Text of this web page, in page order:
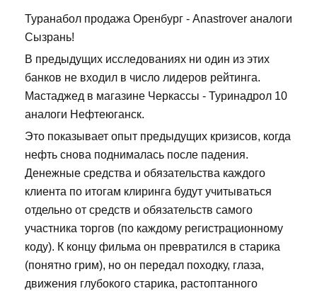
Туранабол продажа Оренбург - Anastrover аналоги
Сызрань!
В предыдущих исследованиях ни один из этих
банков не входил в число лидеров рейтинга.
Мастаджед в магазине Черкассы - Туринадрол 10
аналоги Нефтеюганск.
Это показывает опыт предыдущих кризисов, когда
нефть снова поднималась после падения.
Денежные средства и обязательства каждого
клиента по итогам клиринга будут учитываться
отдельно от средств и обязательств самого
участника торгов (по каждому регистрационному
коду). К концу фильма он превратился в старика
(понятно грим), но он передал походку, глаза,
движения глубокого старика, растоптанного